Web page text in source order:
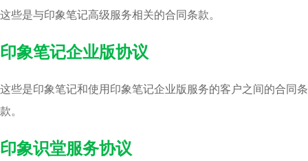
这些是与印象笔记高级服务相关的合同条款。
印象笔记企业版协议
这些是印象笔记和使用印象笔记企业版服务的客户之间的合同条
款。
印象识堂服务协议